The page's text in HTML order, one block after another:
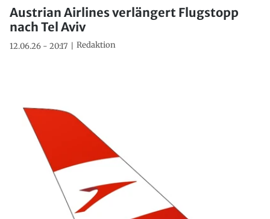
Austrian Airlines verlängert Flugstopp
nach Tel Aviv
12.06.26 - 20:17 Redaktion